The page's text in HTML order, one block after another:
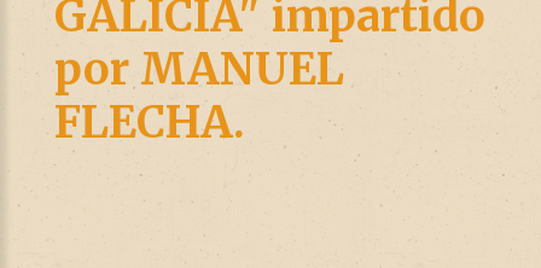
GALICIA" impartido
por MANUEL
FLECHA.